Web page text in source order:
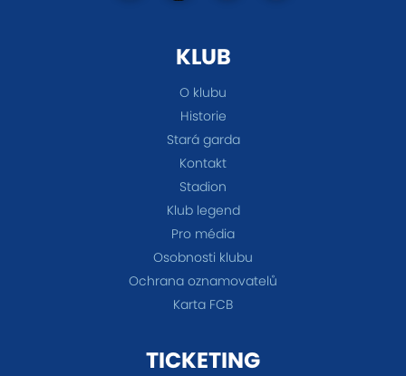
KLUB
O klubu
Historie
Stará garda
Kontakt
Stadion
Klub legend
Pro média
Osobnosti klubu
Ochrana oznamovatelů
Karta FCB
TICKETING